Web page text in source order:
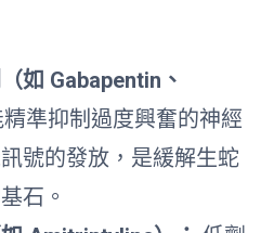
如 Gabapentin、
精準抑制過度興奮的神經
號的發放，是緩解生蛇
石。